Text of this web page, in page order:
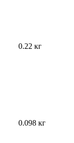
0.22 кг
0.098 кг